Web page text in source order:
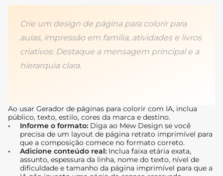
Crie um design de página para colorir para
aulas, impressão em família, atividades e livros
criativos: Destaque a mensagem principal e a
hierarquia clara.
Ao usar Gerador de páginas para colorir com IA, inclua
público, texto, estilo, cores da marca e destino.
Informe o formato: Diga ao Mew Design se você
precisa de um layout de página retrato imprimível para
que a composição comece no formato correto.
Adicione conteúdo real: Inclua faixa etária exata,
assunto, espessura da linha, nome do texto, nível de
dificuldade e tamanho da página imprimível para que a